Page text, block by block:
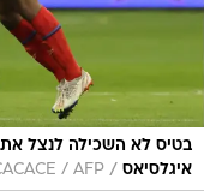
בטיס לא השכילה לנצל
איגלסיאס /
/ AFP